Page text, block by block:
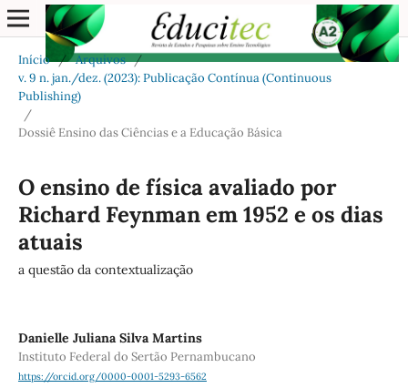
Início / Arquivos /
v. 9 n. jan./dez. (2023): Publicação Contínua (Continuous
Publishing)
/
Dossiê Ensino das Ciências e a Educação Básica
O ensino de física avaliado por
Richard Feynman em 1952 e os dias
atuais
a questão da contextualização
Danielle Juliana Silva Martins
Instituto Federal do Sertão Pernambucano
https://orcid.org/0000-0001-5293-6562